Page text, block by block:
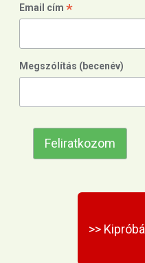
Email cím *
Megszólítás (becenév)
>>